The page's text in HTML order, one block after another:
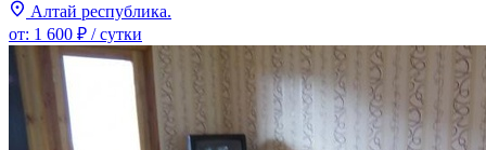
Алтай республика.
от: 1 600 ₽ / сутки